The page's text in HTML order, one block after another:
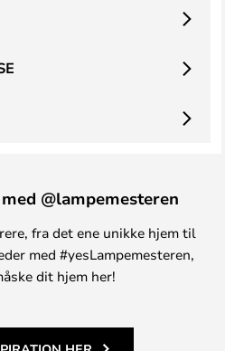
@lampemesteren
fra det ene unikke hjem til
med #yesLampemesteren,
dit hjem her!